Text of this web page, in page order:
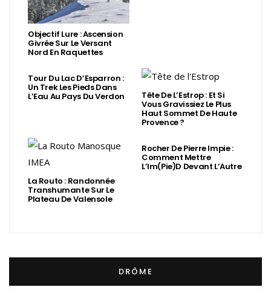
Objectif Lure : Ascension
Givrée Sur Le Versant
Nord En Raquettes
Tour Du Lac D’Esparron :
Un Trek Les Pieds Dans
L’Eau Au Pays Du Verdon Tête De L’Estrop : Et Si
Vous Gravissiez Le Plus
Haut Sommet De Haute
Provence ?
La Routo : Randonnée
Transhumante Sur Le
Plateau De Valensole
Rocher De Pierre Impie :
Comment Mettre
L’Im(Pie)d Devant L’Autre
DRÔME